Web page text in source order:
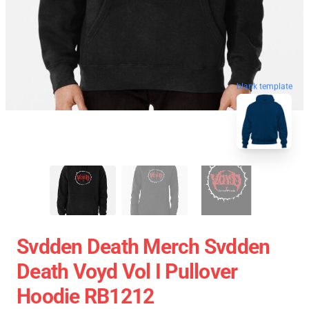
blank template
Svdden Death Merch Svdden
Death Voyd Vol I Pullover
Hoodie RB1212